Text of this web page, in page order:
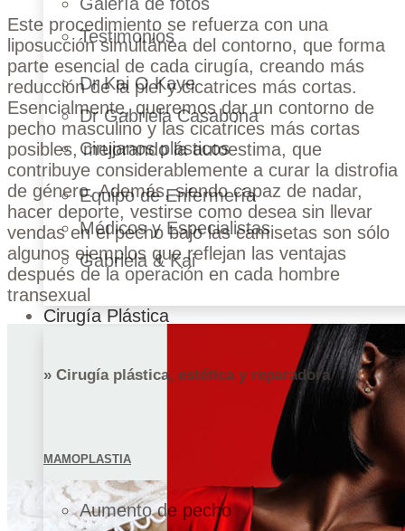
Testimonios
Dr Kai O Kaye
Dr Gabriela Casabona
Cirujanos plásticos
Equipo de Enfermería
Médicos y Especialistas
Gabriela & Kai
Cirugía Plástica
» Cirugía plástica, estética y reparadora
MAMOPLASTIA
Aumento de pecho
Este procedimiento se refuerza con una
liposucción simultánea del contorno, que forma
parte esencial de cada cirugía, creando más
reducción de la piel y cicatrices más cortas.
Esencialmente, queremos dar un contorno de
pecho masculino y las cicatrices más cortas
posibles, mejorando la autoestima, que
contribuye considerablemente a curar la distrofia
de género. Además, siendo capaz de nadar,
hacer deporte, vestirse como desea sin llevar
vendas en el pecho bajo las camisetas son sólo
algunos ejemplos que reflejan las ventajas
después de la operación en cada hombre
transexual